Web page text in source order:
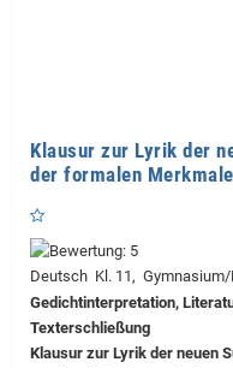
Klausur zur Lyrik der
der formalen
Deutsch Kl. 11,
Gedichtinterpretation,
Texterschließung
Klausur zur Lyrik der neuen